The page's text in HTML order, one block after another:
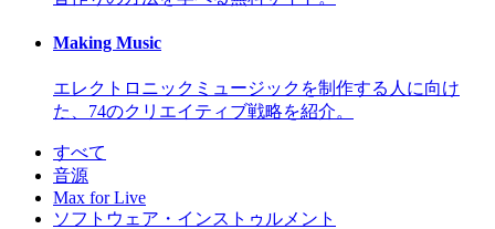
Making Music
エレクトロニックミュージックを制作する人に向け
た、74のクリエイティブ戦略を紹介。
すべて
音源
Max for Live
ソフトウェア・インストゥルメント